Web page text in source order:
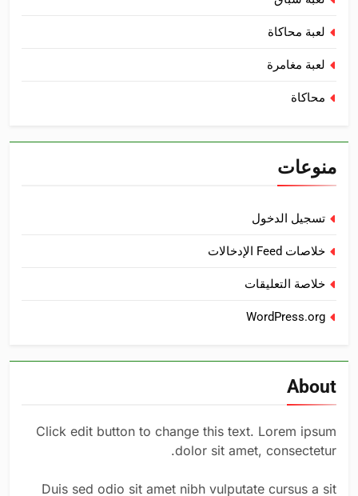
لعبة محاكاة
لعبة مغامرة
محاكاة
منوعات
تسجيل الدخول
خلاصات Feed الإدخالات
خلاصة التعليقات
WordPress.org
About
Click edit button to change this text. Lorem ipsum
dolor sit amet, consectetur.
Duis sed odio sit amet nibh vulputate cursus a sit